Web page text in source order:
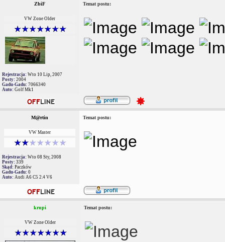
ZbiF Temat postu:
VW Zone Older
Rejestracja: Wto 10 Lip, 2007
Posty: 2004
Gadu-Gadu: 7066340
Auto: Golf Mk1
M@rtin Temat postu:
VW Master
Rejestracja: Wto 08 Sty, 2008
Posty: 339
Skąd: Paczków
Gadu-Gadu: 0
Auto: Audi A6 C5 2.4 V6
krupi Temat postu:
VW Zone Older